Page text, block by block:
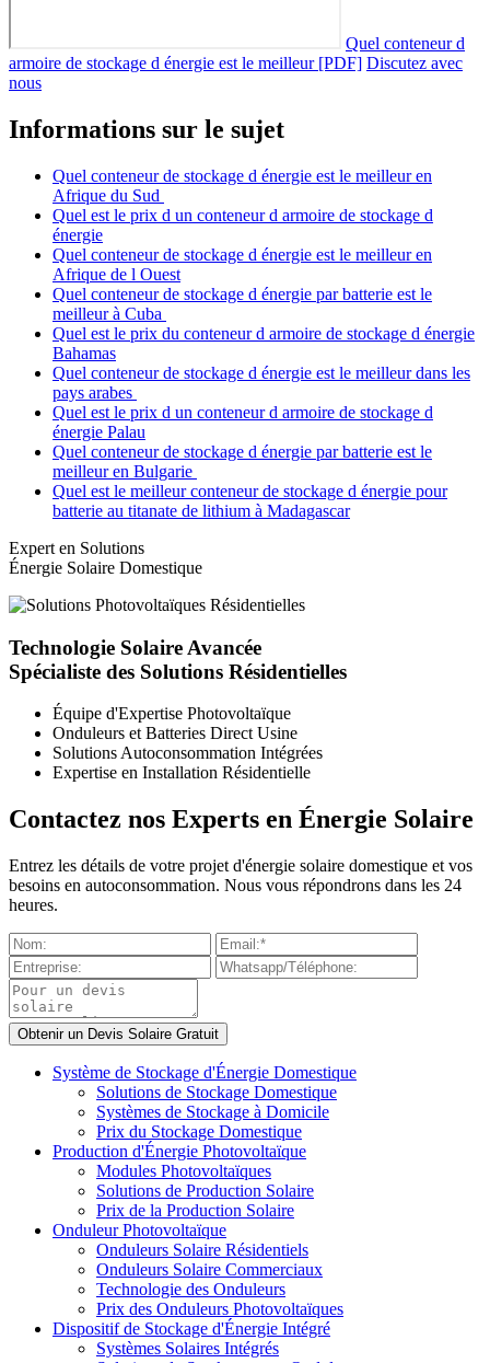
Quel conteneur d
armoire de stockage d énergie est le meilleur [PDF] Discutez avec
nous
Informations sur le sujet
Quel conteneur de stockage d énergie est le meilleur en
Afrique du Sud
Quel est le prix d un conteneur d armoire de stockage d
énergie
Quel conteneur de stockage d énergie est le meilleur en
Afrique de l Ouest
Quel conteneur de stockage d énergie par batterie est le
meilleur à Cuba
Quel est le prix du conteneur d armoire de stockage d énergie
Bahamas
Quel conteneur de stockage d énergie est le meilleur dans les
pays arabes
Quel est le prix d un conteneur d armoire de stockage d
énergie Palau
Quel conteneur de stockage d énergie par batterie est le
meilleur en Bulgarie
Quel est le meilleur conteneur de stockage d énergie pour
batterie au titanate de lithium à Madagascar
Expert en Solutions
Énergie Solaire Domestique
Technologie Solaire Avancée
Spécialiste des Solutions Résidentielles
Équipe d'Expertise Photovoltaïque
Onduleurs et Batteries Direct Usine
Solutions Autoconsommation Intégrées
Expertise en Installation Résidentielle
Contactez nos Experts en Énergie Solaire
Entrez les détails de votre projet d'énergie solaire domestique et vos
besoins en autoconsommation. Nous vous répondrons dans les 24
heures.
Système de Stockage d'Énergie Domestique
Solutions de Stockage Domestique
Systèmes de Stockage à Domicile
Prix du Stockage Domestique
Production d'Énergie Photovoltaïque
Modules Photovoltaïques
Solutions de Production Solaire
Prix de la Production Solaire
Onduleur Photovoltaïque
Onduleurs Solaire Résidentiels
Onduleurs Solaire Commerciaux
Technologie des Onduleurs
Prix des Onduleurs Photovoltaïques
Dispositif de Stockage d'Énergie Intégré
Systèmes Solaires Intégrés